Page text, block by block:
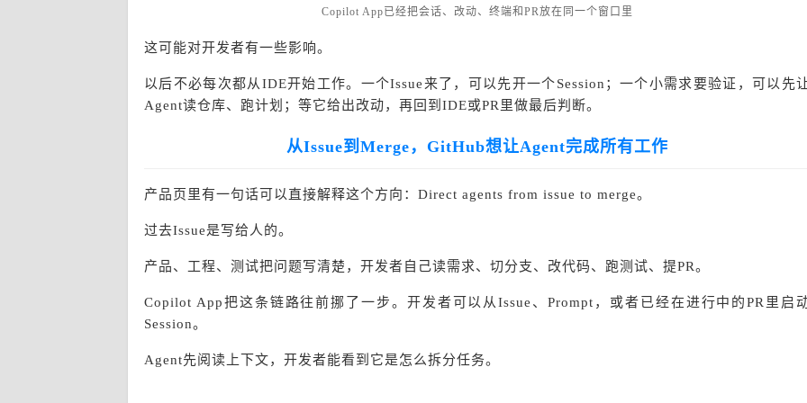
Copilot App已经把会话、改动、终端和PR放在同一个窗口里
这可能对开发者有一些影响。
以后不必每次都从 IDE开始工作。一个Issue来了，可以先开一个Session；一个小需求要验证，可以先
Agent读仓库、跑计划；等它给出改动，再回到IDE或PR里做最后判断。
从Issue到Merge，GitHub想让Agent完成所有工作
产品页里有一句话可以直接解释这个方向： Direct agents from issue to merge。
过去Issue是写给人的。
产品、工程、测试把问题写清楚，开发者自己读需求、切分支、改代码、跑测试、提PR。
Copilot App把这条链路往前挪了一步。开发者可以从Issue、Prompt，或者已经在进行中的PR里启
Session。
Agent先阅读上下文，开发者能看到它是怎么拆分任务。